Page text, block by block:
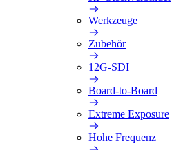
Werkzeuge
Zubehör
12G-SDI
Board-to-Board
Extreme Exposure
Hohe Frequenz